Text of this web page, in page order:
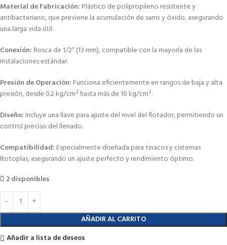
Material de Fabricación: Plástico de polipropileno resistente y
antibacteriano, que previene la acumulación de sarro y óxido, asegurando
una larga vida útil.
Conexión: Rosca de 1/2″ (13 mm), compatible con la mayoría de las
instalaciones estándar.
Presión de Operación: Funciona eficientemente en rangos de baja y alta
presión, desde 0.2 kg/cm² hasta más de 10 kg/cm².
Diseño: Incluye una llave para ajuste del nivel del flotador, permitiendo un
control preciso del llenado.
Compatibilidad: Especialmente diseñada para tinacos y cisternas
Rotoplas, asegurando un ajuste perfecto y rendimiento óptimo.
2 disponibles
AÑADIR AL CARRITO
Añadir a lista de deseos